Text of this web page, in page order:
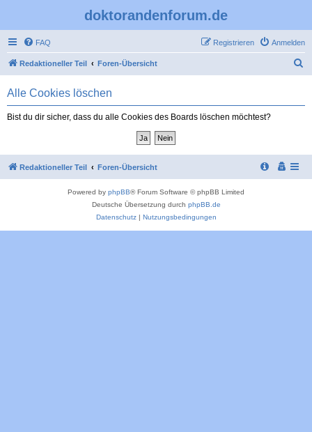
doktorandenforum.de
FAQ Anmelden
Registrieren
Redaktioneller Teil Foren-Übersicht
Alle Cookies löschen
Bist du dir sicher, dass du alle Cookies des Boards löschen möchtest?
Redaktioneller Teil Foren-Übersicht
Powered by phpBB® Forum Software © phpBB Limited
Deutsche Übersetzung durch phpBB.de
Datenschutz| Nutzungsbedingungen